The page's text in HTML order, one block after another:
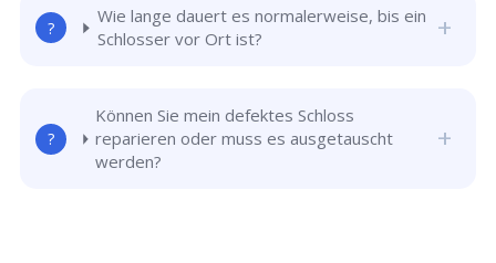
Wie lange dauert es normalerweise, bis ein
Schlosser vor Ort ist?
Können Sie mein defektes Schloss
reparieren oder muss es ausgetauscht
werden?